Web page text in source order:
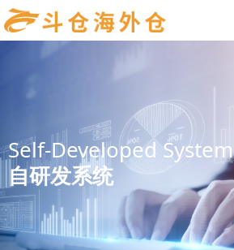
Self-Developed System
自研发系统